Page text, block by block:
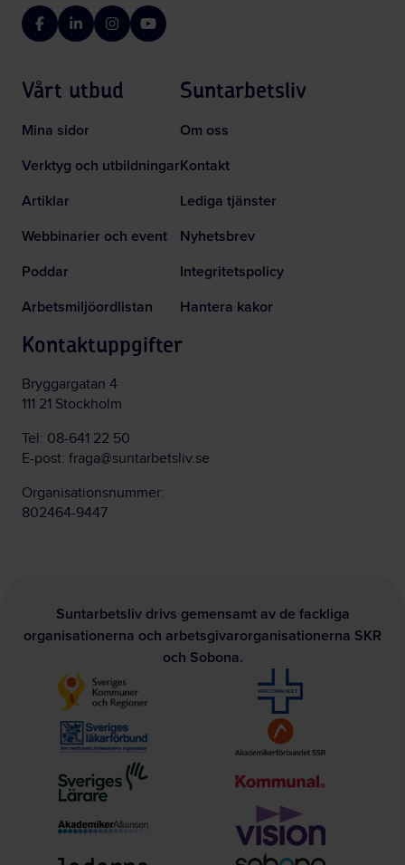
FacebookLinkedInInstagramYouTube
Vårt utbud
Mina sidor
Verktyg och utbildningar
Artiklar
Webbinarier och event
Poddar
Arbetsmiljöordlistan
Suntarbetsliv
Om oss
Kontakt
Lediga tjänster
Nyhetsbrev
Integritetspolicy
Hantera kakor
Kontaktuppgifter
Bryggargatan 4
111 21 Stockholm
Tel: 08-641 22 50
E-post: fraga@suntarbetsliv.se
Organisationsnummer:
802464-9447
Suntarbetsliv drivs gemensamt av de fackliga
organisationerna och arbetsgivarorganisationerna SKR
och Sobona.